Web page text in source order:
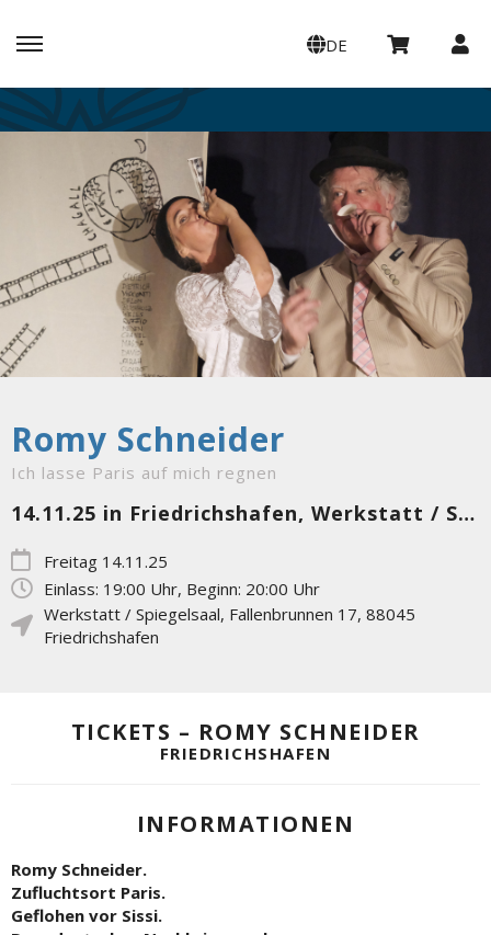
DE
Romy Schneider
Ich lasse Paris auf mich regnen
14.11.25 in Friedrichshafen, Werkstatt / Spiegelsaal
Freitag 14.11.25
Einlass: 19:00 Uhr, Beginn: 20:00 Uhr
Werkstatt / Spiegelsaal, Fallenbrunnen 17, 88045
Friedrichshafen
TICKETS – ROMY SCHNEIDER
FRIEDRICHSHAFEN
INFORMATIONEN
Romy Schneider.
Zufluchtsort Paris.
Geflohen vor Sissi.